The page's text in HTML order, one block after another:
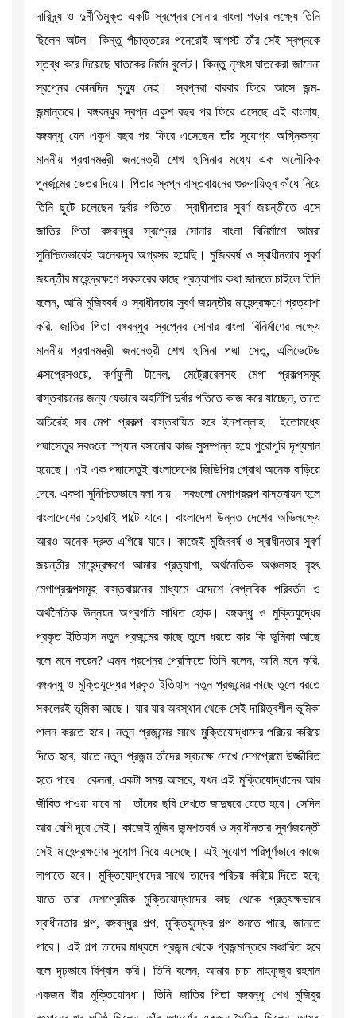
দারিদ্র্য ও দুর্নীতিমুক্ত একটি স্বপ্নের সোনার বাংলা গড়ার লক্ষ্যে তিনি
ছিলেন অটল। কিন্তু পঁচাত্তরের পনেরোই আগস্ট তাঁর সেই স্বপ্নকে
স্তব্ধ করে দিয়েছে ঘাতকের নির্মম বুলেট। কিন্তু নৃশংস ঘাতকেরা জানেনা
স্বপ্নের কোনদিন মৃত্যু নেই। স্বপ্নরা বারবার ফিরে আসে জন্ম-
জন্মান্তরে। বঙ্গবন্ধুর স্বপ্ন একুশ বছর পর ফিরে এসেছে এই বাংলায়,
বঙ্গবন্ধু যেন একুশ বছর পর ফিরে এসেছেন তাঁর সুযোগ্য অগ্নিকন্যা
মাননীয় প্রধানমন্ত্রী জননেত্রী শেখ হাসিনার মধ্যে এক অলৌকিক
পুনর্জন্মের ভেতর দিয়ে। পিতার স্বপ্ন বাস্তবায়নের গুরুদায়িত্ব কাঁধে নিয়ে
তিনি ছুটে চলেছেন দুর্বার গতিতে। স্বাধীনতার সুবর্ণ জয়ন্তীতে এসে
জাতির পিতা বঙ্গবন্ধুর স্বপ্নের সোনার বাংলা বিনির্মাণে আমরা
সুনিশ্চিতভাবেই অনেকদূর অগ্রসর হয়েছি। মুজিববর্ষ ও স্বাধীনতার সুবর্ণ
জয়ন্তীর মাহেন্দ্রক্ষণে সরকারের কাছে প্রত্যাশার কথা জানতে চাইলে তিনি
বলেন, আমি মুজিববর্ষ ও স্বাধীনতার সুবর্ণ জয়ন্তীর মাহেন্দ্রক্ষণে প্রত্যাশা
করি, জাতির পিতা বঙ্গবন্ধুর স্বপ্নের সোনার বাংলা বিনির্মাণের লক্ষ্যে
মাননীয় প্রধানমন্ত্রী জননেত্রী শেখ হাসিনা পদ্মা সেতু, এলিভেটেড
এক্সপ্রেসওয়ে, কর্ণফুলী টানেল, মেট্রোরেলসহ মেগা প্রকল্পসমূহ
বাস্তবায়নের জন্য যেভাবে অহর্নিশি দুর্বার গতিতে কাজ করে যাচ্ছেন, তাতে
অচিরেই সব মেগা প্রকল্প বাস্তবায়িত হবে ইনশাল্লাহ। ইতোমধ্যে
পদ্মাসেতুর সবগুলো স্প্যান বসানোর কাজ সুসম্পন্ন হয়ে পুরোপুরি দৃশ্যমান
হয়েছে। এই এক পদ্মাসেতুই বাংলাদেশের জিডিপির গ্রোথ অনেক বাড়িয়ে
দেবে, একথা সুনিশ্চিতভাবে বলা যায়। সবগুলো মেগাপ্রকল্প বাস্তবায়ন হলে
বাংলাদেশের চেহারাই পাল্টে যাবে। বাংলাদেশ উন্নত দেশের অভিলক্ষ্যে
আরও অনেক দ্রুত এগিয়ে যাবে। কাজেই মুজিববর্ষ ও স্বাধীনতার সুবর্ণ
জয়ন্তীর মাহেন্দ্রক্ষণে আমার প্রত্যাশা, অর্থনৈতিক অঞ্চলসহ বৃহৎ
মেগাপ্রকল্পসমূহ বাস্তবায়নের মাধ্যমে এদেশে বৈপ্লবিক পরিবর্তন ও
অর্থনৈতিক উন্নয়ন অগ্রগতি সাধিত হোক। বঙ্গবন্ধু ও মুক্তিযুদ্ধের
প্রকৃত ইতিহাস নতুন প্রজন্মের কাছে তুলে ধরতে কার কি ভূমিকা আছে
বলে মনে করেন? এমন প্রশ্নের প্রেক্ষিতে তিনি বলেন, আমি মনে করি,
বঙ্গবন্ধু ও মুক্তিযুদ্ধের প্রকৃত ইতিহাস নতুন প্রজন্মের কাছে তুলে ধরতে
সকলেরই ভূমিকা আছে। যার যার অবস্থান থেকে সেই দায়িত্বশীল ভূমিকা
পালন করতে হবে। নতুন প্রজন্মের সাথে মুক্তিযোদ্ধাদের পরিচয় করিয়ে
দিতে হবে, যাতে নতুন প্রজন্ম তাঁদের স্বচক্ষে দেখে দেশপ্রেমে উজ্জীবিত
হতে পারে। কেননা, একটা সময় আসবে, যখন এই মুক্তিযোদ্ধাদের আর
জীবিত পাওয়া যাবে না। তাঁদের ছবি দেখতে জাদুঘরে যেতে হবে। সেদিন
আর বেশি দূরে নেই। কাজেই মুজিব জন্মশতবর্ষ ও স্বাধীনতার সুবর্ণজয়ন্তী
সেই মাহেন্দ্রক্ষণের সুযোগ নিয়ে এসেছে। এই সুযোগ পরিপূর্ণভাবে কাজে
লাগাতে হবে। মুক্তিযোদ্ধাদের সাথে তাদের পরিচয় করিয়ে দিতে হবে;
যাতে তারা দেশপ্রেমিক মুক্তিযোদ্ধাদের কাছ থেকে প্রত্যক্ষভাবে
স্বাধীনতার গল্প, বঙ্গবন্ধুর গল্প, মুক্তিযুদ্ধের গল্প শুনতে পারে, জানতে
পারে। এই গল্প তাদের মাধ্যমে প্রজন্ম থেকে প্রজন্মান্তরে সঞ্চারিত হবে
বলে দৃঢ়ভাবে বিশ্বাস করি। তিনি বলেন, আমার চাচা মাহফুজুর রহমান
একজন বীর মুক্তিযোদ্ধা। তিনি জাতির পিতা বঙ্গবন্ধু শেখ মুজিবুর